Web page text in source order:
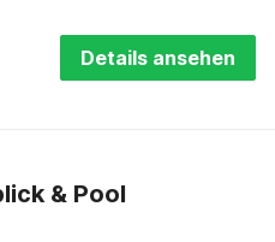
Details ansehen
& Pool